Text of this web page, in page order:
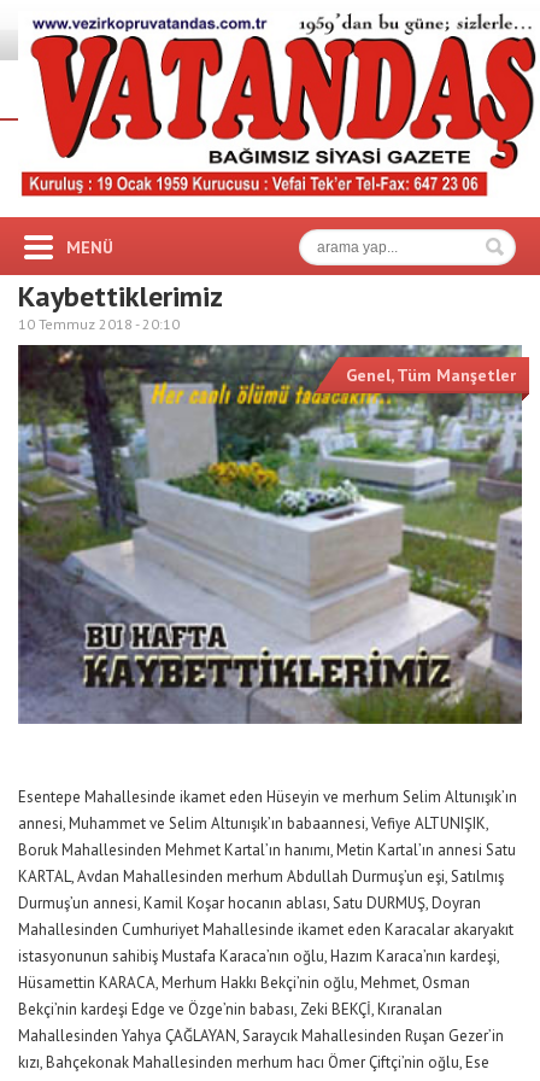
MENÜ
Kaybettiklerimiz
10 Temmuz 2018 -20:10
Genel,Tüm Manşetler
Esentepe Mahallesinde ikamet eden Hüseyin ve merhum Selim Altunışık’ın
annesi, Muhammet ve Selim Altunışık’ın babaannesi, Vefiye ALTUNIŞIK,
Boruk Mahallesinden Mehmet Kartal’ın hanımı, Metin Kartal’ın annesi Satu
KARTAL, Avdan Mahallesinden merhum Abdullah Durmuş’un eşi, Satılmış
Durmuş’un annesi, Kamil Koşar hocanın ablası, Satu DURMUŞ, Doyran
Mahallesinden Cumhuriyet Mahallesinde ikamet eden Karacalar akaryakıt
istasyonunun sahibiş Mustafa Karaca’nın oğlu, Hazım Karaca’nın kardeşi,
Hüsamettin KARACA, Merhum Hakkı Bekçi’nin oğlu, Mehmet, Osman
Bekçi’nin kardeşi Edge ve Özge’nin babası, Zeki BEKÇİ, Kıranalan
Mahallesinden Yahya ÇAĞLAYAN, Saraycık Mahallesinden Ruşan Gezer’in
kızı, Bahçekonak Mahallesinden merhum hacı Ömer Çiftçi’nin oğlu, Ese